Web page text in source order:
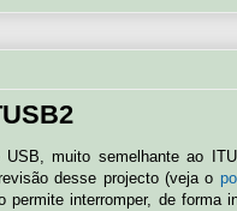
muito semelhante ao
desse projecto (veja o
interromper, de forma